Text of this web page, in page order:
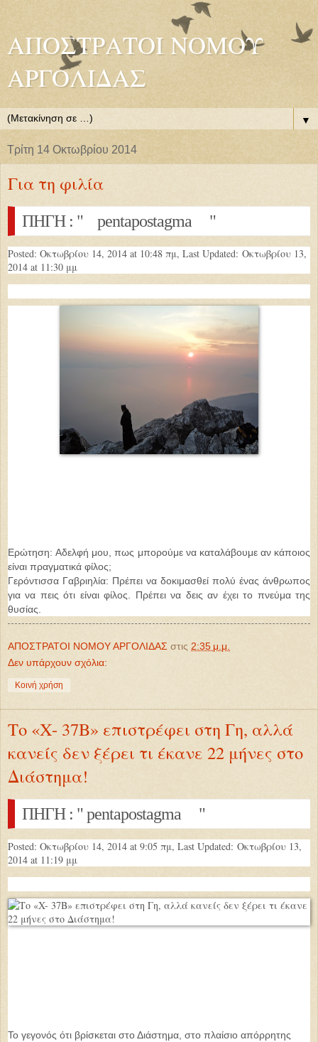
ΑΠΟΣΤΡΑΤΟΙ ΝΟΜΟΥ
ΑΡΓΟΛΙΔΑΣ
▼
Τρίτη 14 Οκτωβρίου 2014
Για τη φιλία
ΠΗΓΗ : " pentapostagma "
Posted: Οκτωβρίου 14, 2014 at 10:48 πμ, Last Updated: Οκτωβρίου 13,
2014 at 11:30 μμ
Ερώτηση: Αδελφή μου, πως μπορούμε να καταλάβουμε αν κάποιος
είναι πραγματικά φίλος;
Γερόντισσα Γαβριηλία: Πρέπει να δοκιμασθεί πολύ ένας άνθρωπος
για να πεις ότι είναι φίλος. Πρέπει να δεις αν έχει το πνεύμα της
θυσίας.
ΑΠΟΣΤΡΑΤΟΙ ΝΟΜΟΥ ΑΡΓΟΛΙΔΑΣ στις 2:35 μ.μ.
Δεν υπάρχουν σχόλια:
Κοινή χρήση
Το «X- 37B» επιστρέφει στη Γη, αλλά
κανείς δεν ξέρει τι έκανε 22 μήνες στο
Διάστημα!
ΠΗΓΗ : " pentapostagma "
Posted: Οκτωβρίου 14, 2014 at 9:05 πμ, Last Updated: Οκτωβρίου 13,
2014 at 11:19 μμ
Το γεγονός ότι βρίσκεται στο Διάστημα, στο πλαίσιο απόρρητης